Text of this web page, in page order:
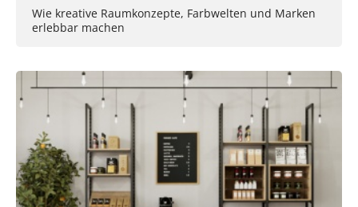
Wie kreative Raumkonzepte, Farbwelten und Marken
erlebbar machen